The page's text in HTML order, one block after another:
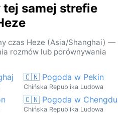
tej samej strefie
czas Heze (Asia/Shanghai) —
rozmów lub porównywania
🇨🇳 Pogoda w Pekin
Chińska Republika Ludowa
🇨🇳 Pogoda w Chengdu
Chińska Republika Ludowa